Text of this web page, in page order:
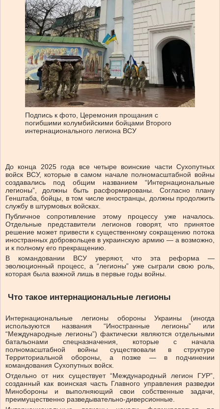
Подпись к фото, Церемония прощания с
погибшими колумбийскими бойцами Второго
интернационального легиона ВСУ
До конца 2025 года все четыре воинские части Сухопутных
войск ВСУ, которые в самом начале полномасштабной войны
создавались под общим названием “Интернациональные
легионы”, должны быть расформированы. Согласно плану
Генштаба, бойцы, в том числе иностранцы, должны продолжить
службу в штурмовых войсках.
Публичное сопротивление этому процессу уже началось.
Отдельные представители легионов говорят, что принятое
решение может привести к существенному сокращению потока
иностранных добровольцев в украинскую армию — а возможно,
и к полному его прекращению.
В командовании ВСУ уверяют, что эта реформа —
эволюционный процесс, а “легионы” уже сыграли свою роль,
которая была важной лишь в первые годы войны.
Что такое интернациональные легионы
Интернациональные легионы обороны Украины (иногда
используются названия “Иностранные легионы” или
“Международные легионы”) фактически являются отдельными
батальонами спецназначения, которые с начала
полномасштабной войны существовали в структуре
Территориальной обороны, а позже — в подчинении
командования Сухопутных войск.
Отдельно от них существует “Международный легион ГУР”,
созданный как воинская часть Главного управления разведки
Минобороны и выполняющий свои собственные задачи,
преимущественно разведывательно-диверсионные.